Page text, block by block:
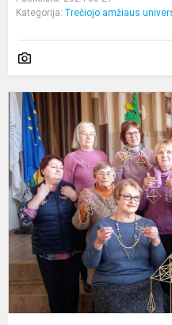
Kategorija: Trečiojo amžiaus